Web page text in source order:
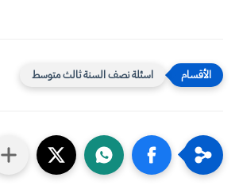
اسئلة نصف السنة ثالث متوسط